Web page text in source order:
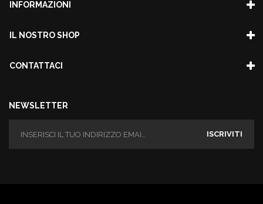
INFORMAZIONI
IL NOSTRO SHOP
CONTATTACI
NEWSLETTER
ISCRIVITI